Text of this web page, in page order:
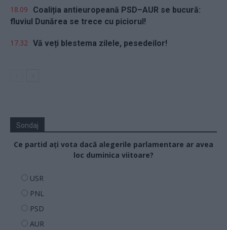
18.09
Coaliția antieuropeană PSD–AUR se bucură:
fluviul Dunărea se trece cu piciorul!
17.32 Vă veți blestema zilele, pesedeilor!
Sondaj
Ce partid ați vota dacă alegerile parlamentare ar avea
loc duminica viitoare?
USR
PNL
PSD
AUR